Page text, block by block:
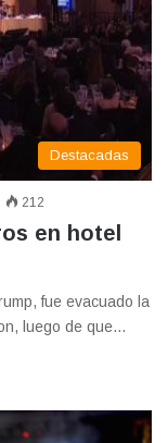
Destacadas
212
en hotel
fue evacuado la
luego de que…